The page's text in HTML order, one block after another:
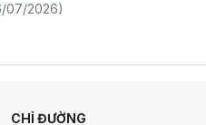
07/2026)
CHỈ ĐƯỜNG